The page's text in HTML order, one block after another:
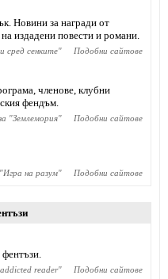
Новини за награди от
издадени повести и романи.
сред сенките" Подобни сайтове
членове, клубни
фендъм.
"Землемория" Подобни сайтове
Игра на разум" Подобни сайтове
фентъзи.
reader" Подобни сайтове